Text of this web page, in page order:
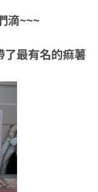
滴~~~
了最有名的痲薯